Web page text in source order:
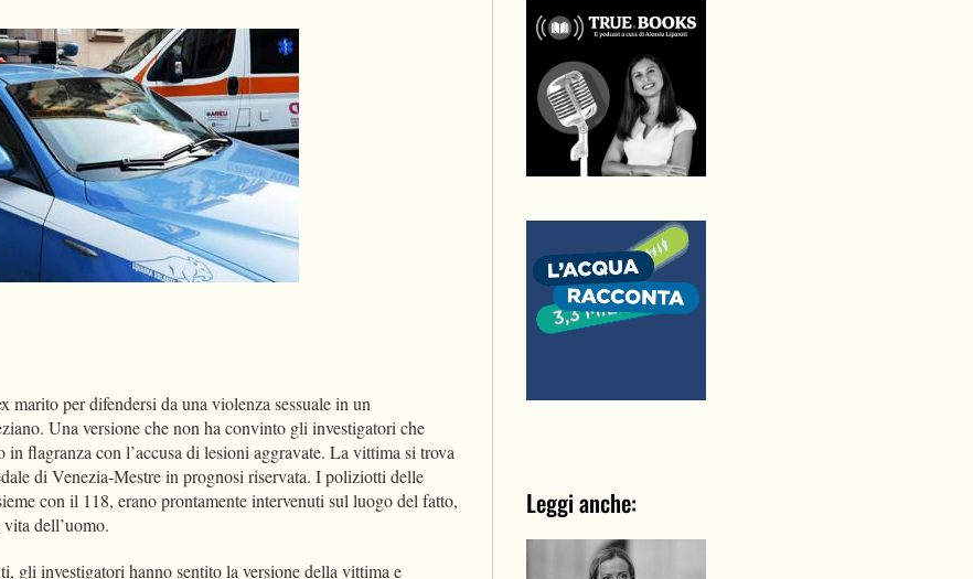
marito per difendersi da una violenza sessuale in un
Una versione che non ha convinto gli investigatori che
in flagranza con l’accusa di lesioni aggravate. La vittima si trova
di Venezia-Mestre in prognosi riservata. I poliziotti delle
con il 118, erano prontamente intervenuti sul luogo del fatto,
dell’uomo.
gli investigatori hanno sentito la versione della vittima e
Leggi anche: